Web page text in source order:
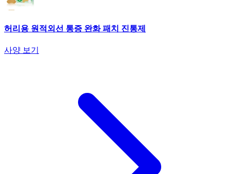
허리용 원적외선 통증 완화 패치 진통제
사양 보기